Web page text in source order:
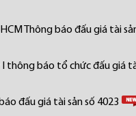
Thông báo đấu giá tài
I thông báo tổ chức đấu giá
đấu giá tài sản số 4023